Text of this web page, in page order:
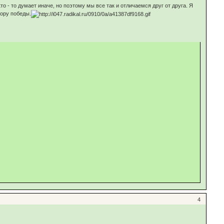
то думает иначе, но поэтому мы все так и отличаемся друг от друга. Я
победы.
4